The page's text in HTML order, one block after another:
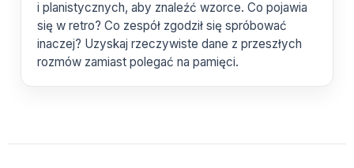
i planistycznych, aby znaleźć wzorce. Co pojawia
się w retro? Co zespół zgodził się spróbować
inaczej? Uzyskaj rzeczywiste dane z przeszłych
rozmów zamiast polegać na pamięci.